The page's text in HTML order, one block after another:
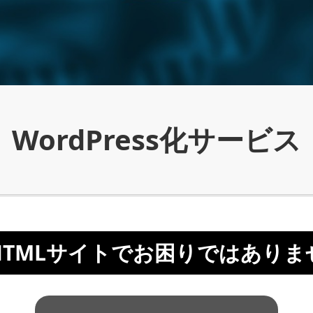
WordPress化サービス
サイトでお困りではありま